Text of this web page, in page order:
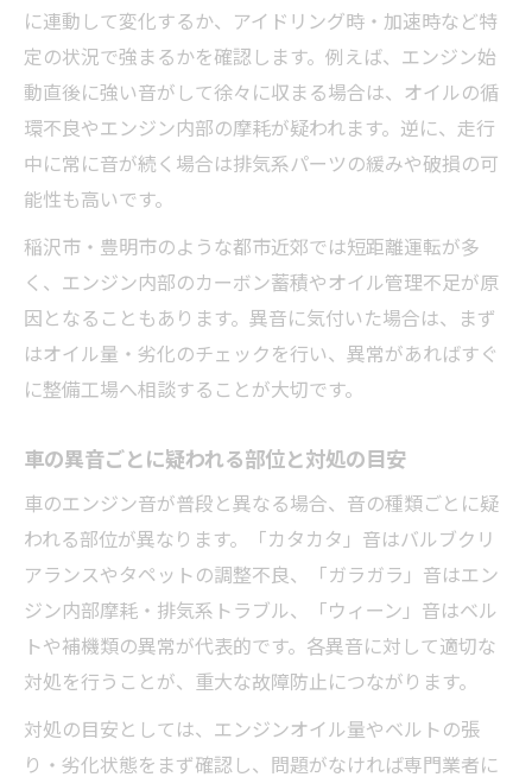
に連動して変化するか、アイドリング時・加速時など特
定の状況で強まるかを確認します。例えば、エンジン始
動直後に強い音がして徐々に収まる場合は、オイルの循
環不良やエンジン内部の摩耗が疑われます。逆に、走行
中に常に音が続く場合は排気系パーツの緩みや破損の可
能性も高いです。
稲沢市・豊明市のような都市近郊では短距離運転が多
く、エンジン内部のカーボン蓄積やオイル管理不足が原
因となることもあります。異音に気付いた場合は、まず
はオイル量・劣化のチェックを行い、異常があればすぐ
に整備工場へ相談することが大切です。
車の異音ごとに疑われる部位と対処の目安
車のエンジン音が普段と異なる場合、音の種類ごとに疑
われる部位が異なります。「カタカタ」音はバルブクリ
アランスやタペットの調整不良、「ガラガラ」音はエン
ジン内部摩耗・排気系トラブル、「ウィーン」音はベル
トや補機類の異常が代表的です。各異音に対して適切な
対処を行うことが、重大な故障防止につながります。
対処の目安としては、エンジンオイル量やベルトの張
り・劣化状態をまず確認し、問題がなければ専門業者に